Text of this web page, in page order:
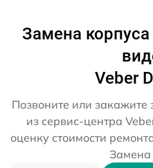
Замена
Veber
Позвоните или
из сервис-центра
оценку стоимости
Замена